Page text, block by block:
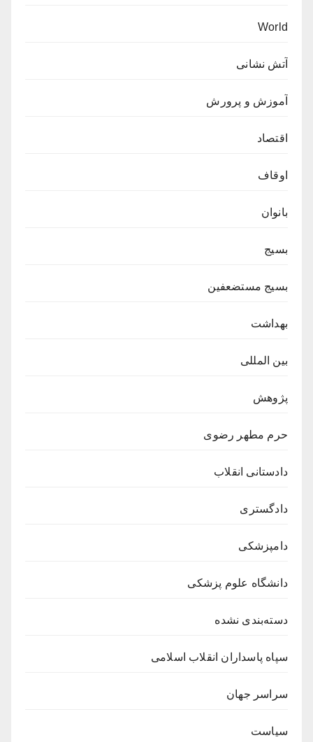
World
آتش نشانی
آموزش و پرورش
اقتصاد
اوقاف
بانوان
بسیج
بسیج مستضعفین
بهداشت
بین المللی
پژوهش
حرم مطهر رضوی
دادستانی انقلاب
دادگستری
دامپزشکی
دانشگاه علوم پزشکی
دسته‌بندی نشده
سپاه پاسداران انقلاب اسلامی
سراسر جهان
سیاست